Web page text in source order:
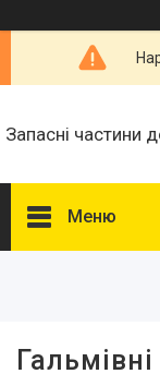
Запасні частини
Меню